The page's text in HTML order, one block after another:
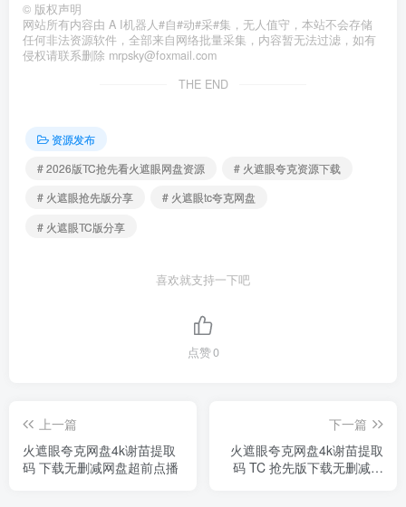
© 版权声明
网站所有内容由 A I机器人#自#动#采#集，无人值守，本站不会存储
任何非法资源软件，全部来自网络批量采集，内容暂无法过滤，如有
侵权请联系删除 mrpsky@foxmail.com
THE END
资源发布
# 2026版TC抢先看火遮眼网盘资源
# 火遮眼夸克资源下载
# 火遮眼抢先版分享
# 火遮眼tc夸克网盘
# 火遮眼TC版分享
喜欢就支持一下吧
点赞0
上一篇
火遮眼夸克网盘4k谢苗提取
码 下载无删减网盘超前点播
下一篇
火遮眼夸克网盘4k谢苗提取
码 TC 抢先版下载无删减永